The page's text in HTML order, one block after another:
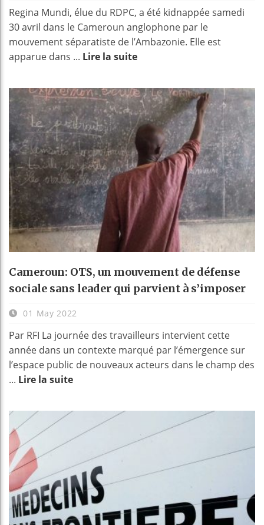
Regina Mundi, élue du RDPC, a été kidnappée samedi
30 avril dans le Cameroun anglophone par le
mouvement séparatiste de l’Ambazonie. Elle est
apparue dans ... Lire la suite
Cameroun: OTS, un mouvement de défense
sociale sans leader qui parvient à s’imposer
01 May 2022
Par RFI La journée des travailleurs intervient cette
année dans un contexte marqué par l’émergence sur
l’espace public de nouveaux acteurs dans le champ des
... Lire la suite